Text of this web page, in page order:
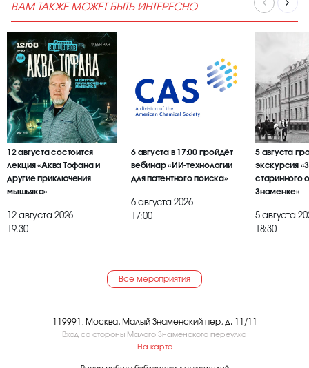
ВАМ ТАКЖЕ МОЖЕТ БЫТЬ ИНТЕРЕСНО
12 августа состоится
лекция «Аква Тофана и
другие приключения
мышьяка»
12 августа 2026
19.30
6 августа в 17:00 пройдёт
вебинар «ИИ-технологии
для патентного поиска»
6 августа 2026
17:00
5 августа
экскурсия
старинного
Знаменке»
5 августа
18:30
Все мероприятия
119991, Москва, Малый Знаменский пер, д. 11/11
Вход со стороны Малого Знаменского переулка
На карте